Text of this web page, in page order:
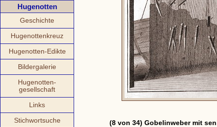
Hugenotten
Geschichte
Hugenottenkreuz
Hugenotten-Edikte
Bildergalerie
Hugenotten-
gesellschaft
Links
Stichwortsuche (8 von 34) Gobelinweber mit